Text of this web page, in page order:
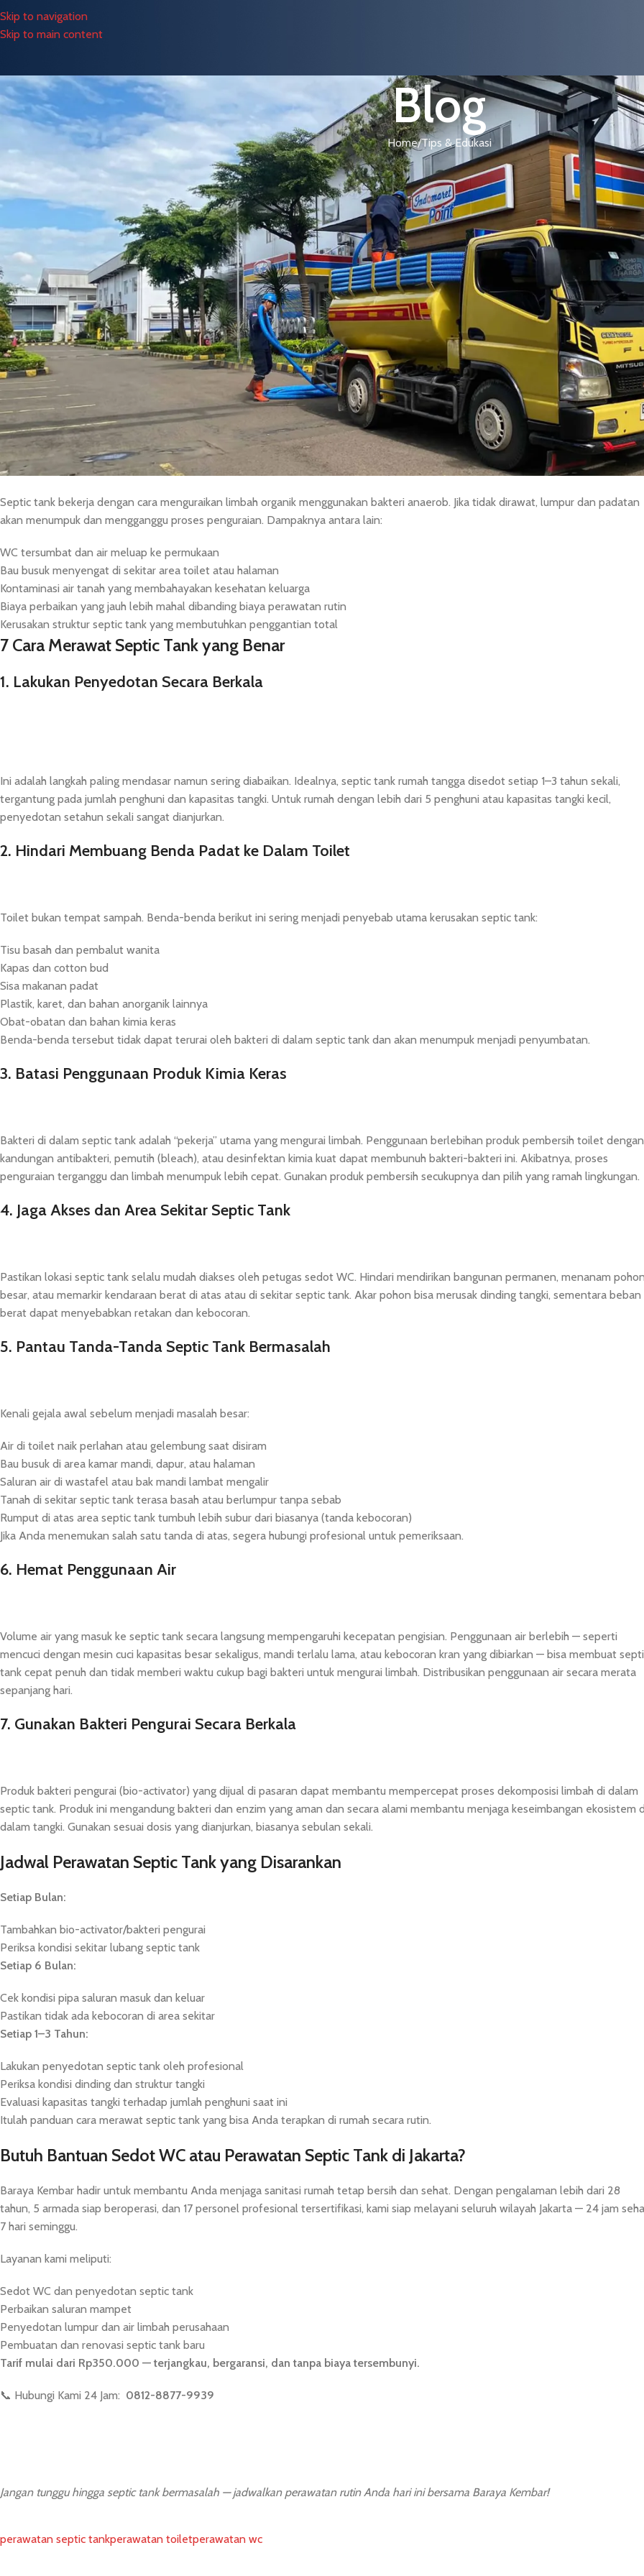
Skip to navigation
Skip to main content
Blog
Home Tips & Edukasi
TIPS & EDUKASI
7 Cara Merawat Septic Tank Agar Awet dan Tahan Lama
Posted by barayakembar23On June 22, 20260
Cara merawat septic tank yang benar adalah kunci agar sistem sanitasi rumah Anda awet dan bebas masalah. Sayangnya, banyak
pemilik rumah baru menyadari pentingnya perawatan setelah menghadapi masalah serius — seperti WC mampet, bau tidak sedap,
atau septic tank yang meluap. Padahal, dengan perawatan tepat dan rutin, septic tank bisa bertahan puluhan tahun.x
Baraya Kembar, sebagai spesialisjasa sedot WC dan sanitasi di Jakarta sejak 1996, sering menemukan kondisi septic tank yang rusak
akibat kurangnya perawatan. Artikel ini kami rangkum berdasarkan pengalaman lapangan kami selama puluhan tahun untuk
membantu Anda merawat septic tank dengan benar.
Mengapa Perawatan Septic Tank Itu Penting?
Septic tank bekerja dengan cara menguraikan limbah organik menggunakan bakteri anaerob. Jika tidak dirawat, lumpur dan padatan
akan menumpuk dan mengganggu proses penguraian. Dampaknya antara lain:
WC tersumbat dan air meluap ke permukaan
Bau busuk menyengat di sekitar area toilet atau halaman
Kontaminasi air tanah yang membahayakan kesehatan keluarga
Biaya perbaikan yang jauh lebih mahal dibanding biaya perawatan rutin
Kerusakan struktur septic tank yang membutuhkan penggantian total
7 Cara Merawat Septic Tank yang Benar
1. Lakukan Penyedotan Secara Berkala
Ini adalah langkah paling mendasar namun sering diabaikan. Idealnya, septic tank rumah tangga disedot setiap 1–3 tahun sekali,
tergantung pada jumlah penghuni dan kapasitas tangki. Untuk rumah dengan lebih dari 5 penghuni atau kapasitas tangki kecil,
penyedotan setahun sekali sangat dianjurkan.
2. Hindari Membuang Benda Padat ke Dalam Toilet
Toilet bukan tempat sampah. Benda-benda berikut ini sering menjadi penyebab utama kerusakan septic tank:
Tisu basah dan pembalut wanita
Kapas dan cotton bud
Sisa makanan padat
Plastik, karet, dan bahan anorganik lainnya
Obat-obatan dan bahan kimia keras
Benda-benda tersebut tidak dapat terurai oleh bakteri di dalam septic tank dan akan menumpuk menjadi penyumbatan.
3. Batasi Penggunaan Produk Kimia Keras
Bakteri di dalam septic tank adalah “pekerja” utama yang mengurai limbah. Penggunaan berlebihan produk pembersih toilet dengan
kandungan antibakteri, pemutih (bleach), atau desinfektan kimia kuat dapat membunuh bakteri-bakteri ini. Akibatnya, proses
penguraian terganggu dan limbah menumpuk lebih cepat. Gunakan produk pembersih secukupnya dan pilih yang ramah lingkungan.
4. Jaga Akses dan Area Sekitar Septic Tank
Pastikan lokasi septic tank selalu mudah diakses oleh petugas sedot WC. Hindari mendirikan bangunan permanen, menanam
besar, atau memarkir kendaraan berat di atas atau di sekitar septic tank. Akar pohon bisa merusak dinding tangki, sementara beban
berat dapat menyebabkan retakan dan kebocoran.
5. Pantau Tanda-Tanda Septic Tank Bermasalah
Kenali gejala awal sebelum menjadi masalah besar:
Air di toilet naik perlahan atau gelembung saat disiram
Bau busuk di area kamar mandi, dapur, atau halaman
Saluran air di wastafel atau bak mandi lambat mengalir
Tanah di sekitar septic tank terasa basah atau berlumpur tanpa sebab
Rumput di atas area septic tank tumbuh lebih subur dari biasanya (tanda kebocoran)
Jika Anda menemukan salah satu tanda di atas, segera hubungi profesional untuk pemeriksaan.
6. Hemat Penggunaan Air
Volume air yang masuk ke septic tank secara langsung mempengaruhi kecepatan pengisian. Penggunaan air berlebih — seperti
mencuci dengan mesin cuci kapasitas besar sekaligus, mandi terlalu lama, atau kebocoran kran yang dibiarkan — bisa membuat
tank cepat penuh dan tidak memberi waktu cukup bagi bakteri untuk mengurai limbah. Distribusikan penggunaan air secara merata
sepanjang hari.
7. Gunakan Bakteri Pengurai Secara Berkala
Produk bakteri pengurai (bio-activator) yang dijual di pasaran dapat membantu mempercepat proses dekomposisi limbah di dalam
septic tank. Produk ini mengandung bakteri dan enzim yang aman dan secara alami membantu menjaga keseimbangan ekosistem
dalam tangki. Gunakan sesuai dosis yang dianjurkan, biasanya sebulan sekali.
Jadwal Perawatan Septic Tank yang Disarankan
Setiap Bulan:
Tambahkan bio-activator/bakteri pengurai
Periksa kondisi sekitar lubang septic tank
Setiap 6 Bulan:
Cek kondisi pipa saluran masuk dan keluar
Pastikan tidak ada kebocoran di area sekitar
Setiap 1–3 Tahun:
Lakukan penyedotan septic tank oleh profesional
Periksa kondisi dinding dan struktur tangki
Evaluasi kapasitas tangki terhadap jumlah penghuni saat ini
Itulah panduan cara merawat septic tank yang bisa Anda terapkan di rumah secara rutin.
Butuh Bantuan Sedot WC atau Perawatan Septic Tank di Jakarta?
Baraya Kembar hadir untuk membantu Anda menjaga sanitasi rumah tetap bersih dan sehat. Dengan pengalaman lebih dari 28
tahun, 5 armada siap beroperasi, dan 17 personel profesional tersertifikasi, kami siap melayani seluruh wilayah Jakarta — 24 jam
7 hari seminggu.
Layanan kami meliputi:
Sedot WC dan penyedotan septic tank
Perbaikan saluran mampet
Penyedotan lumpur dan air limbah perusahaan
Pembuatan dan renovasi septic tank baru
Tarif mulai dari Rp350.000 — terjangkau, bergaransi, dan tanpa biaya tersembunyi.
📞 Hubungi Kami 24 Jam: 0812-8877-9939
Jangan tunggu hingga septic tank bermasalah — jadwalkan perawatan rutin Anda hari ini bersama Baraya Kembar!
perawatan septic tankperawatan toiletperawatan wc